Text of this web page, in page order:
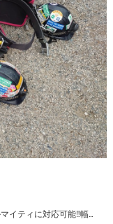
☆未経験者大歓迎 電気工事に関する事ならオールマイティに対応可能‼幅広く技術を身に付けて頂けます（室内配線・室外配線、スイッチコンセント取付け、照明器具取付け、配電盤取付け、エアコン取付け、LANケーブル配線、アンテナ取付けなど） 先輩社員が一から指導を行うため未経験の方でも安心して働いていただけます♪ ☆資格支援制度あり 実績があるからこそ社内で教習と経験を積んでいただくことで資格を当社で発行できることができます。 【工具支給致します】 また新品工具と新品作業服を完全支給を致します。 高品質の作業服と工具入社してくれた方には支給致します♪